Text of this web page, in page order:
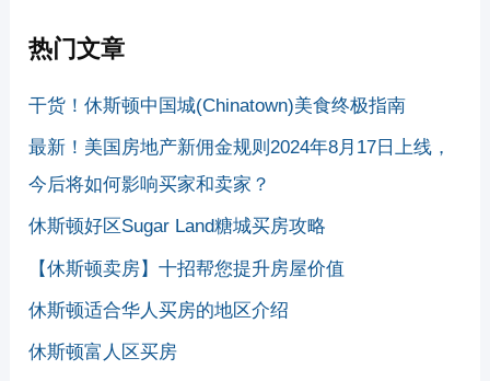
热门文章
干货！休斯顿中国城(Chinatown)美食终极指南
最新！美国房地产新佣金规则2024年8月17日上线，
今后将如何影响买家和卖家？
休斯顿好区Sugar Land糖城买房攻略
【休斯顿卖房】十招帮您提升房屋价值
休斯顿适合华人买房的地区介绍
休斯顿富人区买房